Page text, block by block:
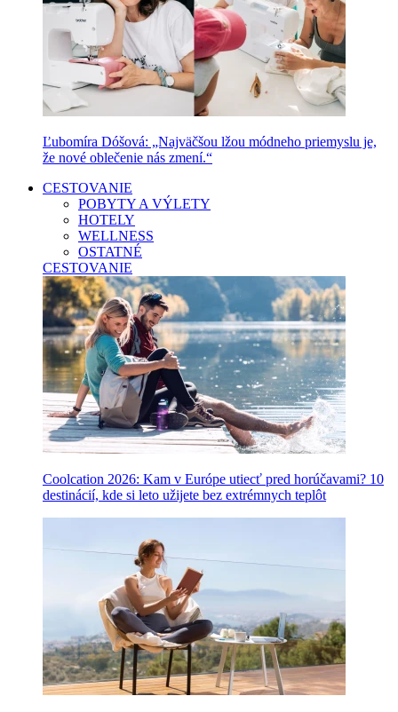
Ľubomíra Dóšová: „Najväčšou lžou módneho priemyslu je,
že nové oblečenie nás zmení.“
CESTOVANIE
POBYTY A VÝLETY
HOTELY
WELLNESS
OSTATNÉ
CESTOVANIE
Coolcation 2026: Kam v Európe utiecť pred horúčavami? 10
destinácií, kde si leto užijete bez extrémnych teplôt